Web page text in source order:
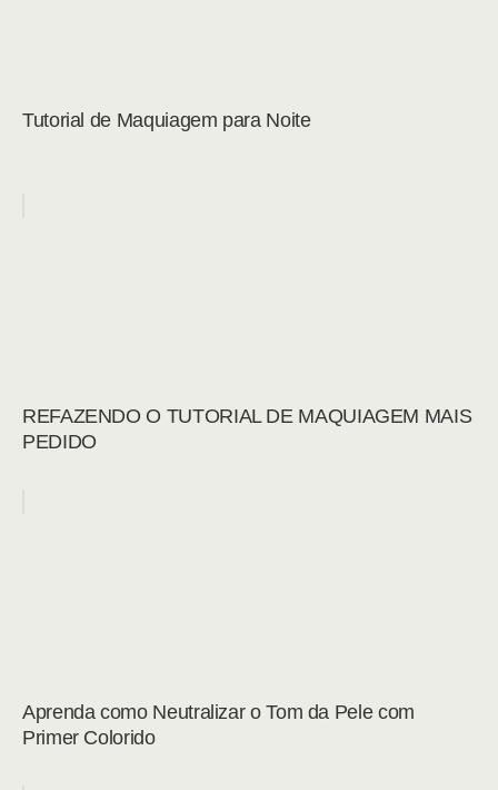
Tutorial de Maquiagem para Noite
REFAZENDO O TUTORIAL DE MAQUIAGEM MAIS
PEDIDO
Aprenda como Neutralizar o Tom da Pele com
Primer Colorido